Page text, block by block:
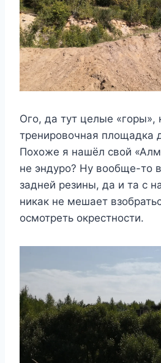
Ого, да тут целые «горы»,
тренировочная площадка
Похоже я нашёл свой
не эндуро? Ну вообще-то
задней резины, да и та с
никак не мешает
осмотреть окрестности.